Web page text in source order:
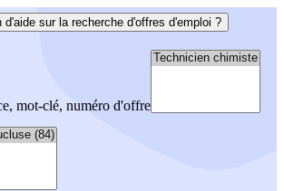
d'aide sur la recherche d'offres d'emploi ?
mot-clé, numéro d'offre